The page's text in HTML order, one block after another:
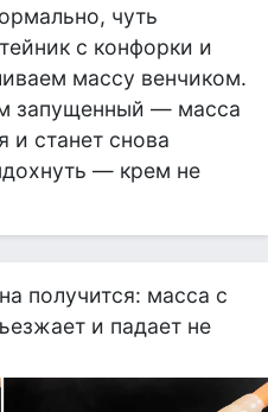
чуть
с конфорки и
массу венчиком.
запущенный — масса
и станет снова
— крем не
получится: масса с
и падает не